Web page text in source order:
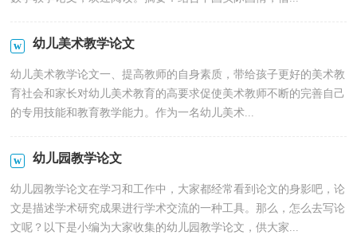
幼儿美术教学论文
幼儿美术教学论文一、提高教师的自身素质，带给孩子更好的美术教
育社会和家长对幼儿美术教育的高要求促使美术教师不断的完善自己
的专用技能和教育教学能力。作为一名幼儿美术...
幼儿园教学论文
幼儿园教学论文在学习和工作中，大家都经常看到论文的身影吧，论
文是描述学术研究成果进行学术交流的一种工具。那么，怎么去写论
文呢？以下是小编为大家收集的幼儿园教学论文，供大家...